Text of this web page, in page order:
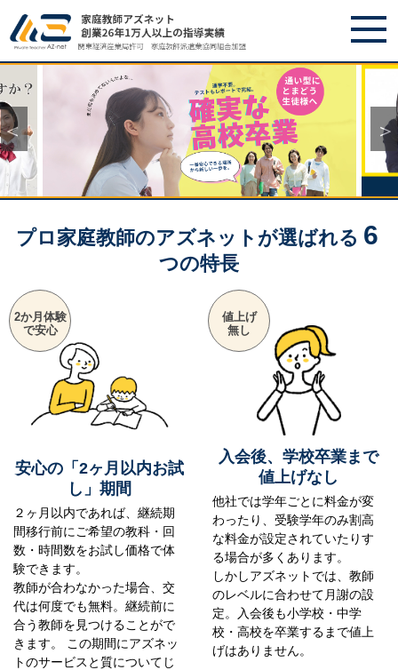
プロ家庭教師のアズネットが選ばれる 6
つの特長
安心の「2ヶ月以内お試
し」期間
2か月体験
で安心
２ヶ月以内であれば、継続期
間移行前にご希望の教科・回
数・時間数をお試し価格で体
験できます。
教師が合わなかった場合、交
代は何度でも無料。継続前に
合う教師を見つけることがで
きます。 この期間にアズネッ
トのサービスと質についてじ
入会後、学校卒業まで
値上げなし
値上げ
無し
他社では学年ごとに料金が変
わったり、受験学年のみ割高
な料金が設定されていたりす
る場合が多くあります。
しかしアズネットでは、教師
のレベルに合わせて月謝の設
定。入会後も小学校・中学
校・高校を卒業するまで値上
げはありません。